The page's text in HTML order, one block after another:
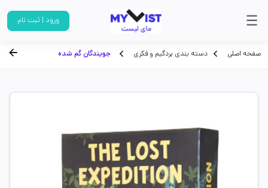
ورود | ثبت نام
صفحه اصلی دسته بندی بردگیم و فکری جویندگان گم شده